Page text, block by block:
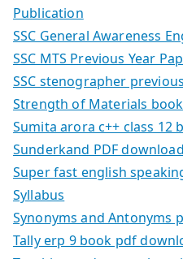
Publication
SSC General Awareness
SSC MTS Previous Year
SSC stenographer
Strength of Materials book
Sumita arora c++ class 12
Sunderkand PDF download
Super fast english
Syllabus
Synonyms and Antonyms
Tally erp 9 book pdf